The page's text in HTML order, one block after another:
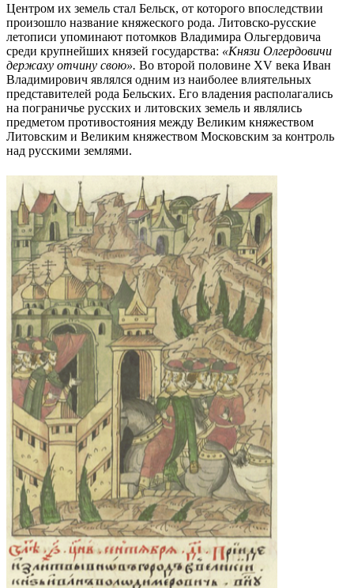
Центром их земель стал Бельск, от которого впоследствии
произошло название княжеского рода. Литовско-русские
летописи упоминают потомков Владимира Ольгердовича
среди крупнейших князей государства: «Князи Олгердовичи
держаху отчину свою». Во второй половине XV века Иван
Владимирович являлся одним из наиболее влиятельных
представителей рода Бельских. Его владения располагались
на пограничье русских и литовских земель и являлись
предметом противостояния между Великим княжеством
Литовским и Великим княжеством Московским за контроль
над русскими землями.